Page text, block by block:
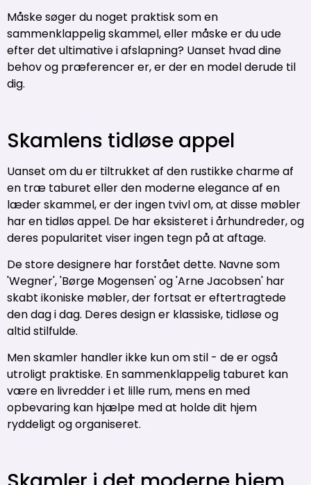
Måske søger du noget praktisk som en
sammenklappelig skammel, eller måske er du ude
efter det ultimative i afslapning? Uanset hvad dine
behov og præferencer er, er der en model derude til
dig.
Skamlens tidløse appel
Uanset om du er tiltrukket af den rustikke charme af
en træ taburet eller den moderne elegance af en
læder skammel, er der ingen tvivl om, at disse møbler
har en tidløs appel. De har eksisteret i århundreder, og
deres popularitet viser ingen tegn på at aftage.
De store designere har forstået dette. Navne som
'Wegner', 'Børge Mogensen' og 'Arne Jacobsen' har
skabt ikoniske møbler, der fortsat er eftertragtede
den dag i dag. Deres design er klassiske, tidløse og
altid stilfulde.
Men skamler handler ikke kun om stil - de er også
utroligt praktiske. En sammenklappelig taburet kan
være en livredder i et lille rum, mens en med
opbevaring kan hjælpe med at holde dit hjem
ryddeligt og organiseret.